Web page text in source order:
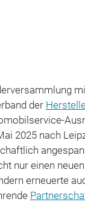
der
2025 nach
nur einen neuen
erneuerte